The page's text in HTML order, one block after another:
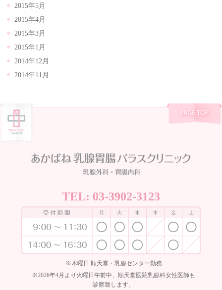
2015年5月
2015年4月
2015年3月
2015年1月
2014年12月
2014年11月
TEL: 03-3902-3123
※木曜日 順天堂・乳腺センター勤務
※2026年4月より火曜日午前中、順天堂医院乳腺科女性医師も
診察致します。